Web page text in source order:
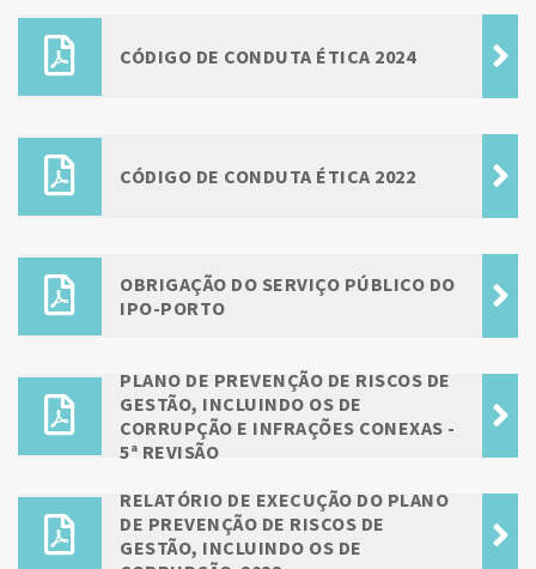
CÓDIGO DE CONDUTA ÉTICA 2024
CÓDIGO DE CONDUTA ÉTICA 2022
OBRIGAÇÃO DO SERVIÇO PÚBLICO DO
IPO-PORTO
PLANO DE PREVENÇÃO DE RISCOS DE
GESTÃO, INCLUINDO OS DE
CORRUPÇÃO E INFRAÇÕES CONEXAS -
5ª REVISÃO
RELATÓRIO DE EXECUÇÃO DO PLANO
DE PREVENÇÃO DE RISCOS DE
GESTÃO, INCLUINDO OS DE